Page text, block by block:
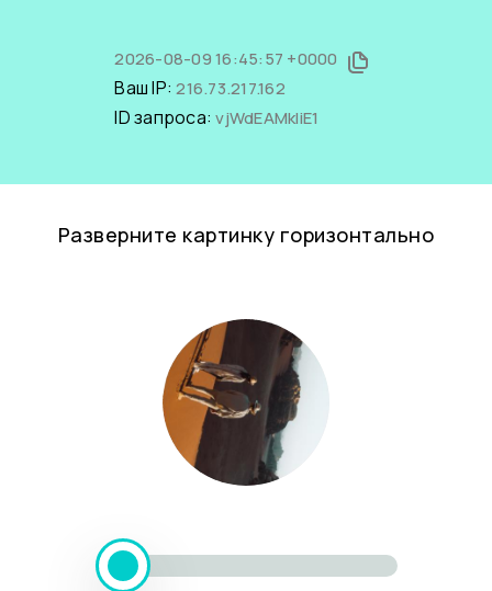
2026-08-09 16:45:57 +0000
Ваш IP:216.73.217.162
ID запроса:vjWdEAMkIiE1
Разверните картинку горизонтально